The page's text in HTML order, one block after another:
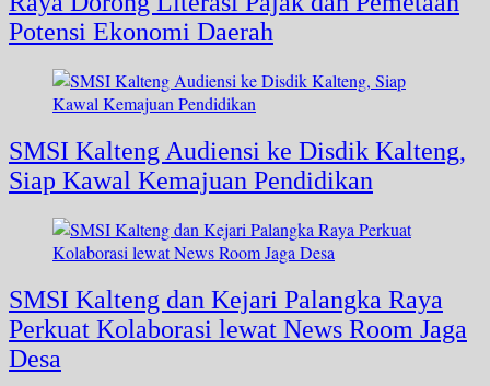
Potensi Ekonomi Daerah
SMSI Kalteng Audiensi ke Disdik Kalteng,
Siap Kawal Kemajuan Pendidikan
SMSI Kalteng dan Kejari Palangka Raya
Perkuat Kolaborasi lewat News Room Jaga
Desa